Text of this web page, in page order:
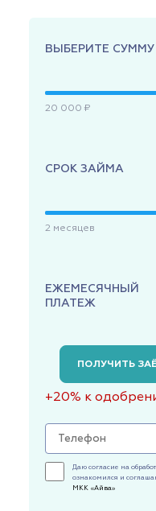
ВЫБЕРИТЕ СУММУ
20 000 ₽
СРОК ЗАЙМА
2 месяцев
ЕЖЕМЕСЯЧНЫЙ
ПЛАТЕЖ
ПОЛУЧИТЬ
+20% к
Даю согласие на
ознакомился и
МКК «Айва»